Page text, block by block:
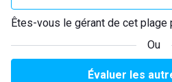
Êtes-vous le gérant de cet plage
Ou
Évaluer les